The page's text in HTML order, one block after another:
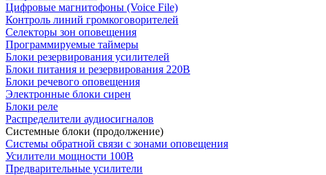
Цифровые магнитофоны (Voice File)
Контроль линий громкоговорителей
Селекторы зон оповещения
Программируемые таймеры
Блоки резервирования усилителей
Блоки питания и резервирования 220В
Блоки речевого оповещения
Электронные блоки сирен
Блоки реле
Распределители аудиосигналов
Системные блоки (продолжение)
Системы обратной связи с зонами оповещения
Усилители мощности 100В
Предварительные усилители